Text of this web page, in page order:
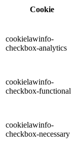
Cookie
cookielawinfo-
checkbox-analytics
cookielawinfo-
checkbox-functional
cookielawinfo-
checkbox-necessary